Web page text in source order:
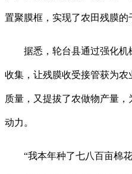
置聚膜框，实现了农田残膜的
据悉，轮台县通过强化机
收集，让残膜收受接管获为农
质量，又提拔了农做物产量
动力。
“我本年种了七八百亩棉花